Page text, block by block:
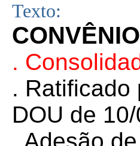
Texto:
.
.
DOU de